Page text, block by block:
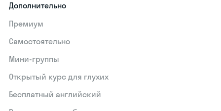
Дополнительно
Премиум
Самостоятельно
Мини-группы
Открытый курс для глухих
Бесплатный английский